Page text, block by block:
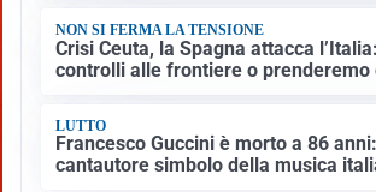
NON SI FERMA LA TENSIONE
Crisi Ceuta, la Spagna attacca
controlli alle frontiere o prenderemo
LUTTO
Francesco Guccini è morto a 86
cantautore simbolo della musica